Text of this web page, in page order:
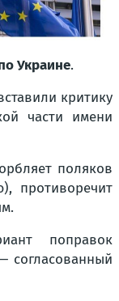
Украине.
критику
части имени
поляков
противоречит
поправок
согласованный